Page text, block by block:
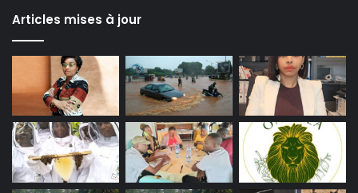
Articles mises à jour